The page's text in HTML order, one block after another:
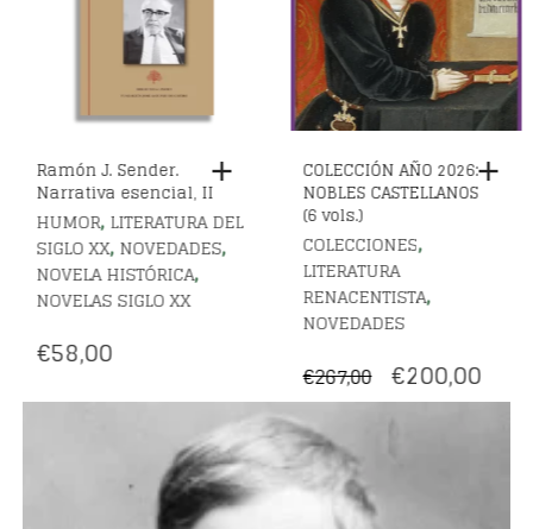
Ramón J. Sender.
Narrativa esencial, II
HUMOR,LITERATURA DEL
SIGLO XX,NOVEDADES,
NOVELA HISTÓRICA,
NOVELAS SIGLO XX
€58,00
COLECCIÓN AÑO 2026:
NOBLES CASTELLANOS
(6 vols.)
COLECCIONES,
LITERATURA
RENACENTISTA,
NOVEDADES
€267,00 EL
PRECIO
€200,00EL